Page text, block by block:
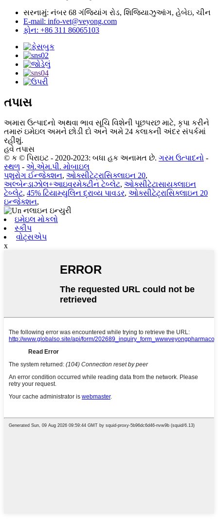
સરનામું: નંબર 68 ગંજિયાંગ રોડ, શિજિયાઝુઆંગ, હેબેઇ, ચીન
E-mail: info-vet@veyong.com
ફોન: +86 311 86065103
તપાસ
અમારા ઉત્પાદનો અથવા ભાવ સૂચિ વિશેની પૂછપરછ માટે, કૃપા કરીને
તમારું ઇમેઇલ અમને છોડી દો અને અમે 24 કલાકની અંદર સંપર્કમાં
રહીશું.
હવે તપાસ
© ક © પિરાઇટ - 2020-2023: બધા હક અનામત છે. ગરમ ઉત્પાદનો -
સ્થળ - એ.એમ.પી. મોબાઇલ
પશુરોગ ઈન્જેક્શન, ઓક્સીટેટ્રાસિક્લાઇન 20,
અલ્બેન્ડાઝોલ+આઇવરમેક્ટીન ટેબ્લેટ, ઓક્સીટેટાસાયક્લાઇન
ટેબ્લેટ, 45% ટિયામ્યુલિન દ્રાવ્ય પાવડર, ઓક્સીટેટ્રાસિક્લાઇન 20
ઇન્જેક્શન,
ઇમેઇલ મોકલો
સ્કીપ
વોટ્સએપ
x